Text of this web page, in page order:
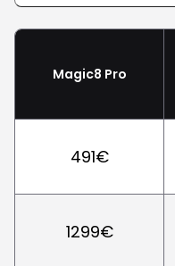
Magic8 Pro
491€
1299€